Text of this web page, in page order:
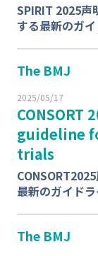
SPIRIT 2025声
する最新のガ
The BMJ
2025/05/17
CONSORT
guideline
trials
最新のガイド
The BMJ